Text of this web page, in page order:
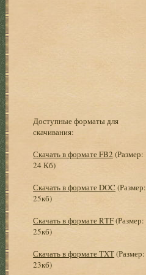
Доступные форматы для
скачивания:
Скачать в формате FB2 (Размер:
24 Кб)
Скачать в формате DOC (Размер:
25кб)
Скачать в формате RTF(Размер:
25кб)
Скачать в формате TXT(Размер:
23кб)